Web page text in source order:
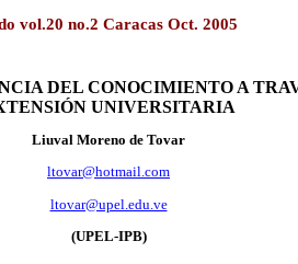
vol.20 no.2 Caracas Oct. 2005
DEL CONOCIMIENTO A
UNIVERSITARIA
Liuval Moreno de Tovar
ltovar@hotmail.com
ltovar@upel.edu.ve
(UPEL-IPB)